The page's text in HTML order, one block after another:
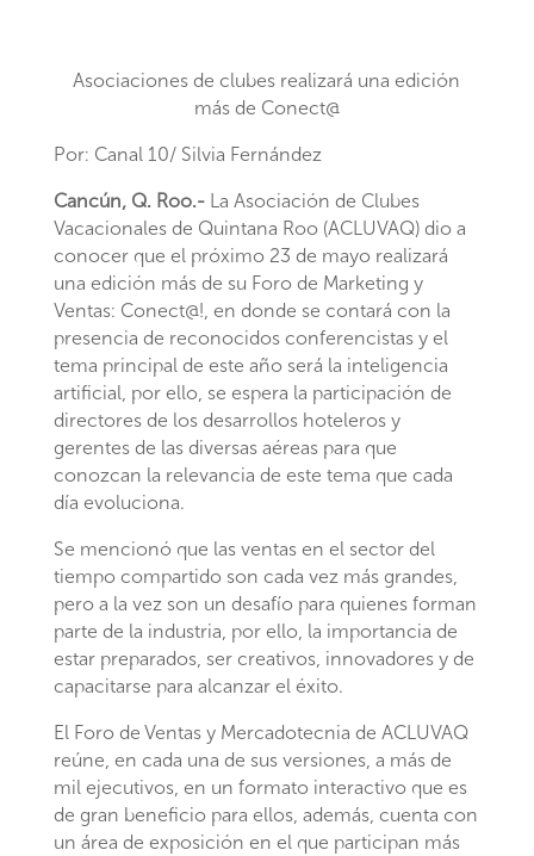
Asociaciones de clubes realizará una edición
más de Conect@
Por: Canal 10/ Silvia Fernández
Cancún, Q. Roo.-La Asociación de Clubes
Vacacionales de Quintana Roo (ACLUVAQ) dio a
conocer que el próximo 23 de mayo realizará
una edición más de su Foro de Marketing y
Ventas: Conect@!, en donde se contará con la
presencia de reconocidos conferencistas y el
tema principal de este año será la inteligencia
artificial, por ello, se espera la participación de
directores de los desarrollos hoteleros y
gerentes de las diversas aéreas para que
conozcan la relevancia de este tema que cada
día evoluciona.
Se mencionó que las ventas en el sector del
tiempo compartido son cada vez más grandes,
pero a la vez son un desafío para quienes forman
parte de la industria, por ello, la importancia de
estar preparados, ser creativos, innovadores y de
capacitarse para alcanzar el éxito.
El Foro de Ventas y Mercadotecnia de ACLUVAQ
reúne, en cada una de sus versiones, a más de
mil ejecutivos, en un formato interactivo que es
de gran beneficio para ellos, además, cuenta con
un área de exposición en el que participan más